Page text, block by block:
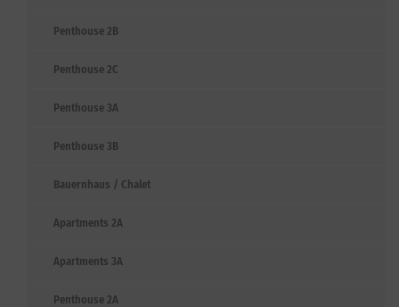
Penthouse 2B
Penthouse 2C
Penthouse 3A
Penthouse 3B
Bauernhaus / Chalet
Apartments 2A
Apartments 3A
Penthouse 2A